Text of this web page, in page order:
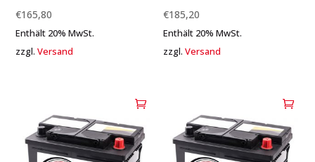
€165,80
Enthält 20% MwSt.
zzgl.Versand
€185,20
Enthält 20% MwSt.
zzgl.Versand